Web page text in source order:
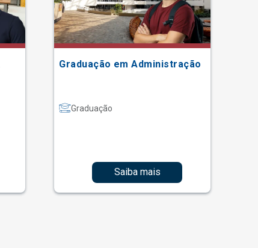
Graduação em Administração
Graduação
Saiba mais